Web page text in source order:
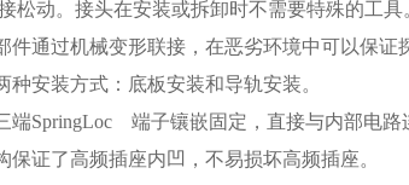
松动。接头在安装或拆卸时不需要特殊的工具
件通过机械变形联接，在恶劣环境中可以保证
种安装方式：底板安装和导轨安装。
端SpringLoc 端子镶嵌固定，直接与内部电路
保证了高频插座内凹，不易损坏高频插座。